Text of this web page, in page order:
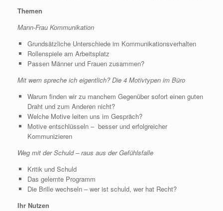
Themen
Mann-Frau Kommunikation
Grundsätzliche Unterschiede im Kommunikationsverhalten
Rollenspiele am Arbeitsplatz
Passen Männer und Frauen zusammen?
Mit wem spreche ich eigentlich? Die 4 Motivtypen im Büro
Warum finden wir zu manchem Gegenüber sofort einen guten
Draht und zum Anderen nicht?
Welche Motive leiten uns im Gespräch?
Motive entschlüsseln – besser und erfolgreicher
Kommunizieren
Weg mit der Schuld – raus aus der Gefühlsfalle
Kritik und Schuld
Das gelernte Programm
Die Brille wechseln – wer ist schuld, wer hat Recht?
Ihr Nutzen